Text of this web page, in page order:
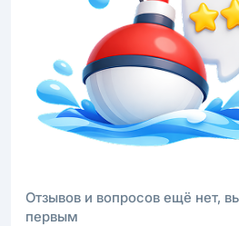
Отзывов и вопросов ещё нет,
первым